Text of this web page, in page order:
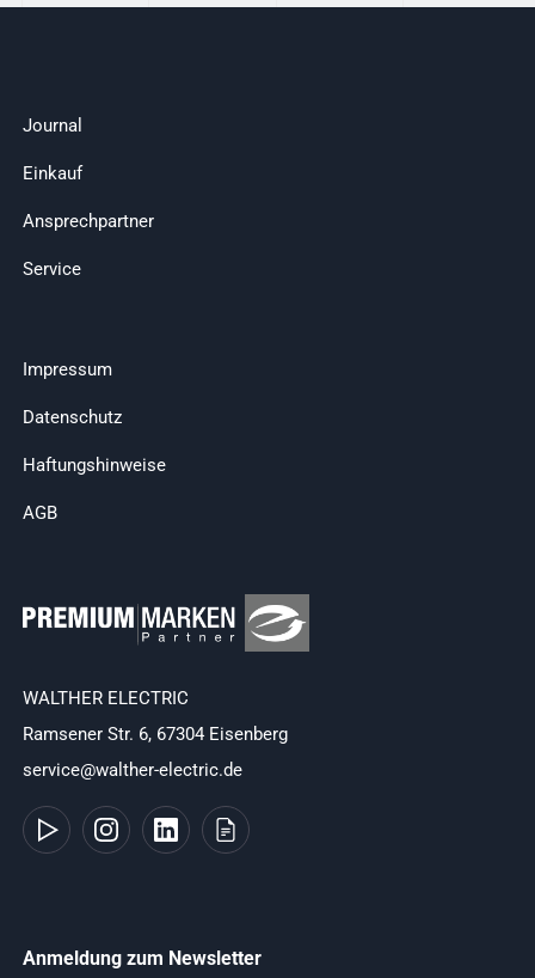
Journal
Einkauf
Ansprechpartner
Service
Impressum
Datenschutz
Haftungshinweise
AGB
WALTHER ELECTRIC
Ramsener Str. 6, 67304 Eisenberg
service@walther-electric.de
Anmeldung zum Newsletter